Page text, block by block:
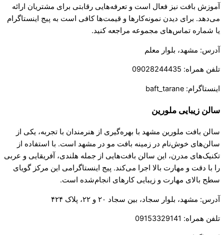
آموزش بافت نیز فعال است و تعرفه‌هایی رقابتی برای مشتریان ارائه
می‌دهد. برای دیدن نمونه‌کارها و قیمت‌ها کافی است به پیج اینستاگرام
یا شماره تماس‌های مجموعه مراجعه کنید.
آدرس: مشهد، بلوار معلم
تلفن همراه: 09028244435
اینستاگرام: baft_tarane
سالن زیبایی ملورین
سالن بافت ملورین مشهد با بهره‌گیری از هنرمندان با تجربه، یکی از
سالن‌های خوش‌نام در زمینه بافت مو در مشهد است. با استفاده از
تکنیک‌های مدرن، این سالن بافت‌هایی از جمله هلندی، آفریقایی و عربی
را با دقت و مهارت بالا اجرا می‌کند. پیج اینستاگرامی این مرکز گویای
سطح بالای مهارت و زیبایی کارهای انجام‌شده است.
آدرس: مشهد، بلوار سجاد، بین سجاد ۲۰ و ۲۲، پلاک ۴۲۴
تلفن همراه: 09153329141